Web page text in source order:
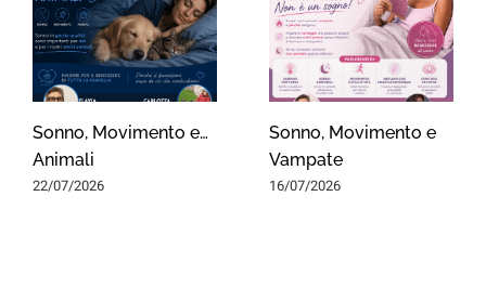
Sonno, Movimento e…
Animali
22/07/2026
Sonno, Movimento e
Vampate
16/07/2026